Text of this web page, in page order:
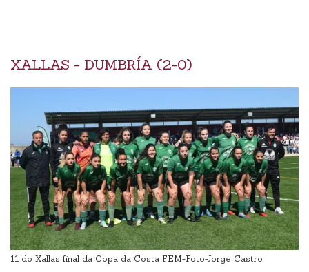
XALLAS - DUMBRÍA (2-0)
11 do Xallas final da Copa da Costa FEM-Foto-Jorge Castro